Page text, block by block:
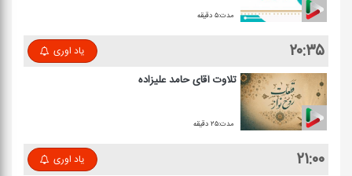
مدت:۵ دقیقه
۲۰:۳۵ یاد اوری
تلاوت آقای حامد علیزاده
مدت:۲۵ دقیقه
۲۱:۰۰ یاد اوری